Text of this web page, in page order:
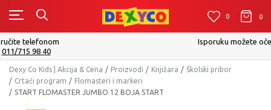
0 0 0
Isporuku možete očekivati u roku od 2 do 4 radna dana!
Dexy Co Kids | Akcija & Cena Proizvodi Knjižara
Školski pribor
Crtaći program
Flomasteri i markeri
START FLOMASTER JUMBO 12 BOJA START